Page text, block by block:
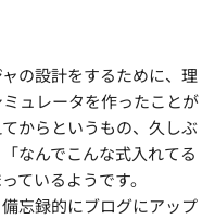
の設計をするために、理
ュレータを作ったことが
からというもの、久しぶ
なんでこんな式入れてる
ているようです。
忘録的にブログにアップ